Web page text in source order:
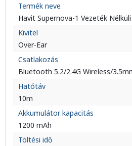
Termék neve
Havit Supernova-1 Vezeték
Kivitel
Over-Ear
Csatlakozás
Bluetooth 5.2/2.4G Wireless/
Hatótáv
10m
Akkumulátor kapacitás
1200 mAh
Töltési idő